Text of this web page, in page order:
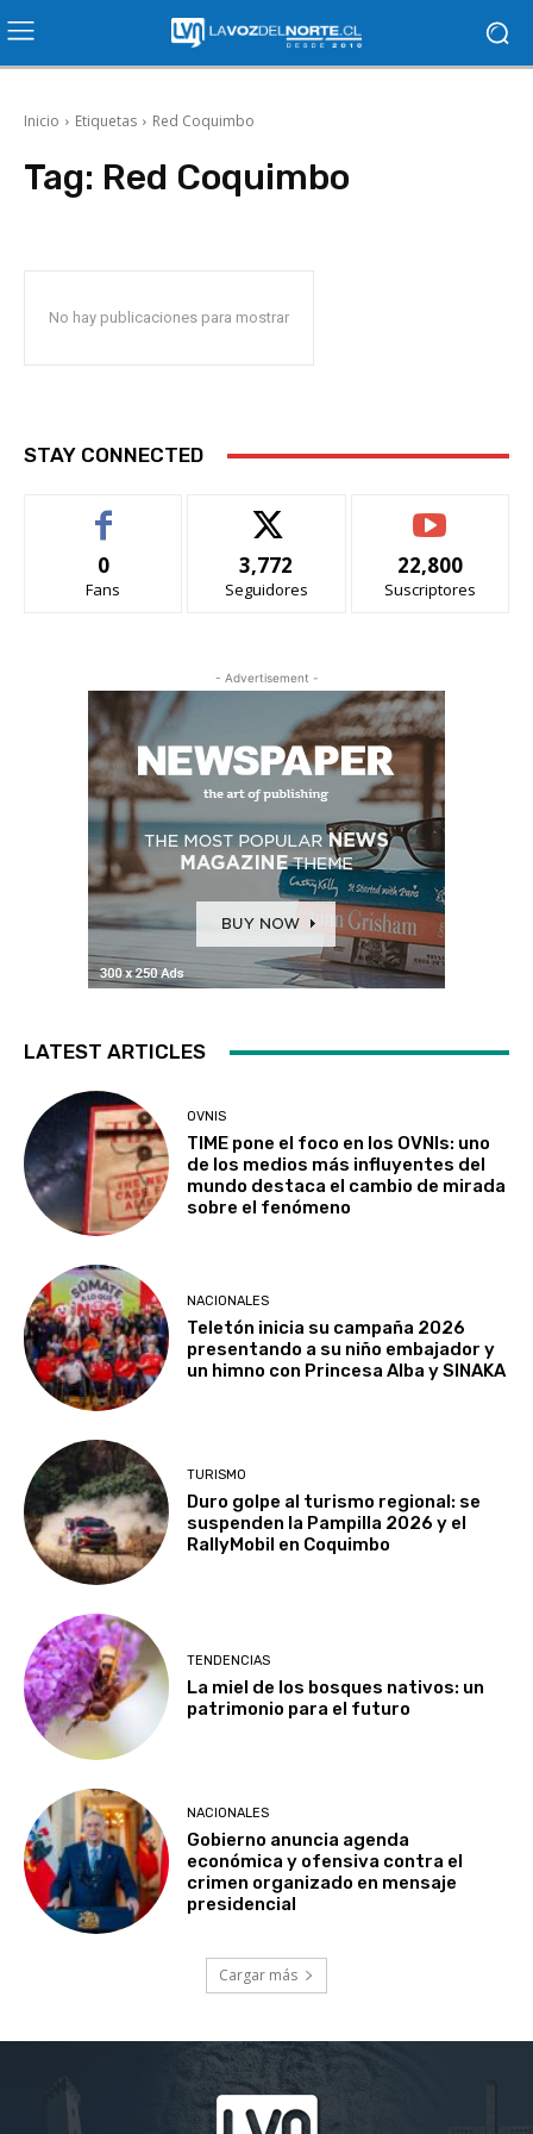
Inicio Etiquetas Red Coquimbo
Tag: Red Coquimbo
No hay publicaciones para mostrar
STAY CONNECTED
0
Fans
3,772
Seguidores
22,800
Suscriptores
- Advertisement -
LATEST ARTICLES
OVNIS
TIME pone el foco en los OVNIs: uno
de los medios más influyentes del
mundo destaca el cambio de mirada
sobre el fenómeno
NACIONALES
Teletón inicia su campaña 2026
presentando a su niño embajador y
un himno con Princesa Alba y SINAKA
TURISMO
Duro golpe al turismo regional: se
suspenden la Pampilla 2026 y el
RallyMobil en Coquimbo
TENDENCIAS
La miel de los bosques nativos: un
patrimonio para el futuro
NACIONALES
Gobierno anuncia agenda
económica y ofensiva contra el
crimen organizado en mensaje
presidencial
Cargar más